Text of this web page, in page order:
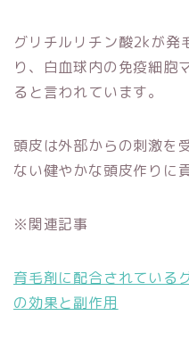
グリチルリチン酸2kが発
り、白血球内の免疫細胞
ると言われています。
頭皮は外部からの刺激を
ない健やかな頭皮作りに
※関連記事
育毛剤に配合されている
の効果と副作用